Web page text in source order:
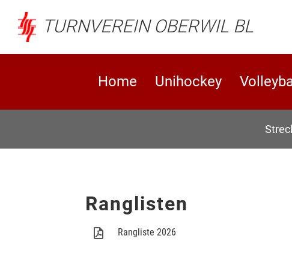
TURNVEREIN OBERWIL BL
Home Unihockey
Ranglisten
Rangliste 2026